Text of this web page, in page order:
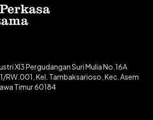
XI3 Pergudangan Suri Mulia No.16A
RW.001, Kel. Tambaksarioso, Kec. Asem
Timur 60184